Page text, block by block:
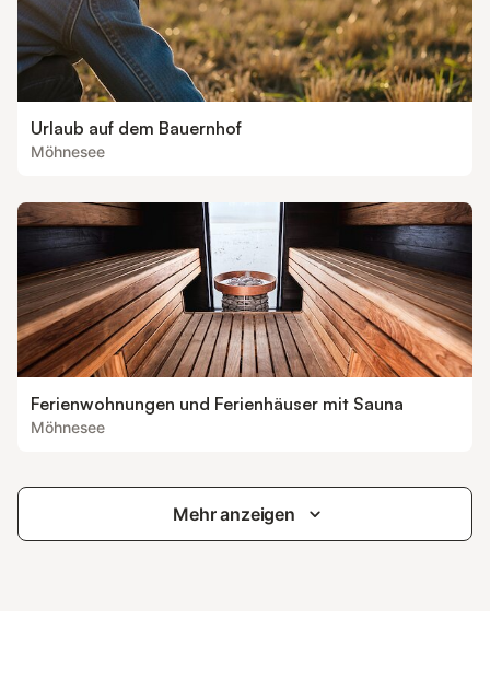
Urlaub auf dem Bauernhof
Möhnesee
Ferienwohnungen und Ferienhäuser mit Sauna
Möhnesee
Mehr anzeigen